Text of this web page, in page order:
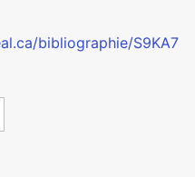
bibliographie/S9KA7